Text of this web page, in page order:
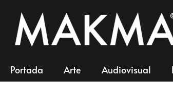
Portada Arte Audiovisual